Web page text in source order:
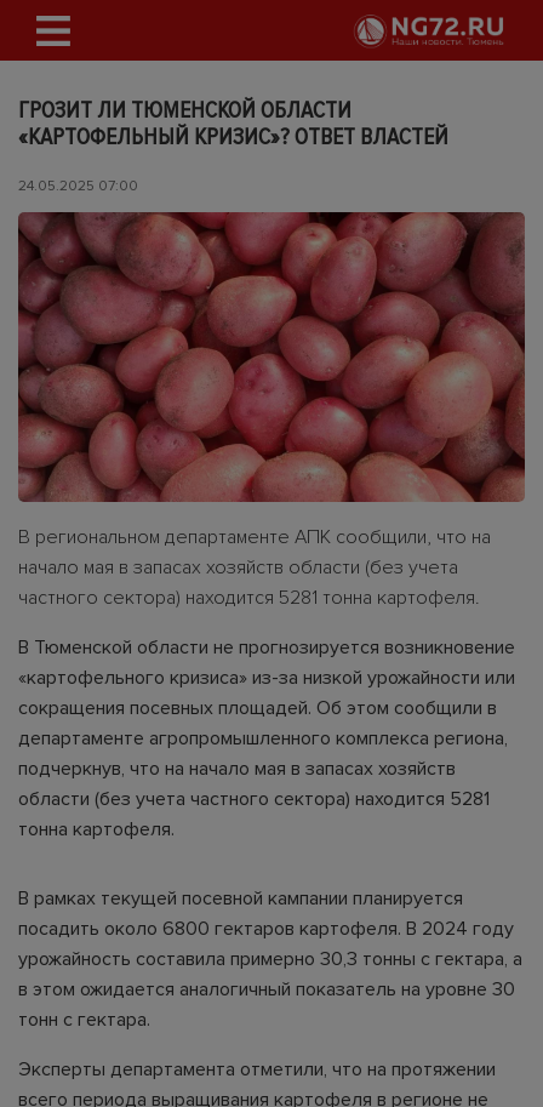
ГРОЗИТ ЛИ ТЮМЕНСКОЙ ОБЛАСТИ
«КАРТОФЕЛЬНЫЙ КРИЗИС»? ОТВЕТ ВЛАСТЕЙ
24.05.2025 07:00
В региональном департаменте АПК сообщили, что на
начало мая в запасах хозяйств области (без учета
частного сектора) находится 5281 тонна картофеля.
В Тюменской области не прогнозируется возникновение
«картофельного кризиса» из-за низкой урожайности или
сокращения посевных площадей. Об этом сообщили в
департаменте агропромышленного комплекса региона,
подчеркнув, что на начало мая в запасах хозяйств
области (без учета частного сектора) находится 5281
тонна картофеля.
В рамках текущей посевной кампании планируется
посадить около 6800 гектаров картофеля. В 2024 году
урожайность составила примерно 30,3 тонны с гектара, а
в этом ожидается аналогичный показатель на уровне 30
тонн с гектара.
Эксперты департамента отметили, что на протяжении
всего периода выращивания картофеля в регионе не